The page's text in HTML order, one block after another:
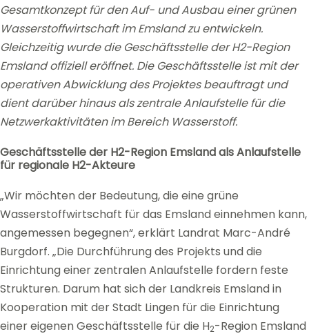
Gesamtkonzept für den Auf- und Ausbau einer grünen
Wasserstoffwirtschaft im Emsland zu entwickeln.
Gleichzeitig wurde die Geschäftsstelle der H2-Region
Emsland offiziell eröffnet. Die Geschäftsstelle ist mit der
operativen Abwicklung des Projektes beauftragt und
dient darüber hinaus als zentrale Anlaufstelle für die
Netzwerkaktivitäten im Bereich Wasserstoff.
Geschäftsstelle der H2-Region Emsland als Anlaufstelle
für regionale H2-Akteure
„Wir möchten der Bedeutung, die eine grüne
Wasserstoffwirtschaft für das Emsland einnehmen kann,
angemessen begegnen“, erklärt Landrat Marc-André
Burgdorf. „Die Durchführung des Projekts und die
Einrichtung einer zentralen Anlaufstelle fordern feste
Strukturen. Darum hat sich der Landkreis Emsland in
Kooperation mit der Stadt Lingen für die Einrichtung
einer eigenen Geschäftsstelle für die H2-Region Emsland